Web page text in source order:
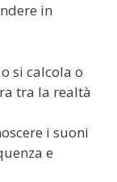
in
si calcola o
tra la realtà
i suoni
e